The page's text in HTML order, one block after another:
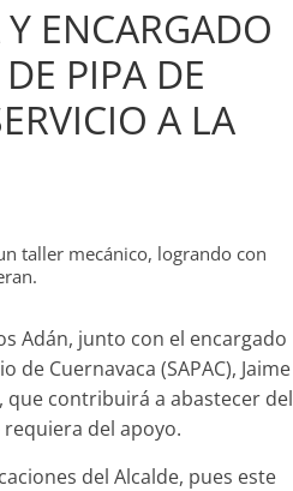
ENCARGADO
PIPA DE
A LA
taller mecánico, logrando con
Adán, junto con el encargado
Cuernavaca (SAPAC), Jaime
que contribuirá a abastecer del
del apoyo.
del Alcalde, pues este